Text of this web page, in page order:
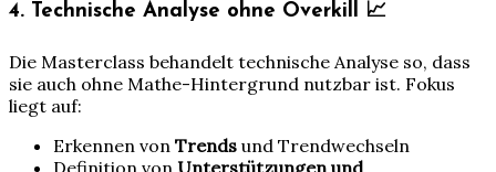
4. Technische Analyse ohne Overkill 📈
Die Masterclass behandelt technische Analyse so, dass
sie auch ohne Mathe-Hintergrund nutzbar ist. Fokus
liegt auf:
Erkennen von Trends und Trendwechseln
Definition von Unterstützungen und